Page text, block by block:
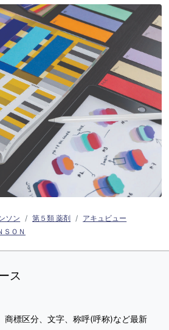
ソン 第５類 薬剤
アキュビュー
ＳＯＮ
ス
商標区分、文字、称呼(呼称)など最新